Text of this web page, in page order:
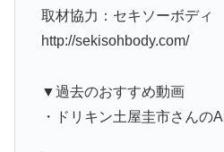
取材協力：セキソーボディ
http://sekisohbody.com/
▼過去のおすすめ動画
・ドリキン土屋圭市さんの